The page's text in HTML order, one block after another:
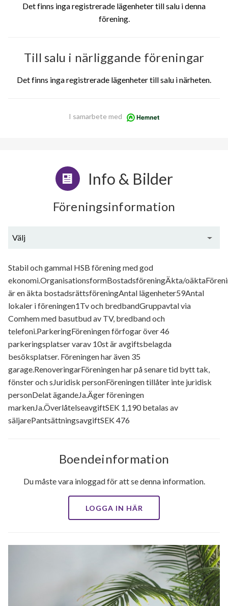
Det finns inga registrerade lägenheter till salu i denna
förening.
Till salu i närliggande föreningar
Det finns inga registrerade lägenheter till salu i närheten.
I samarbete med
Info & Bilder
Föreningsinformation
Välj
Stabil och gammal HSB förening med god
ekonomi.OrganisationsformBostadsföreningÄkta/
är en äkta bostadsrättsföreningAntal lägenheter59Antal
lokaler i föreningen1Tv och bredbandGruppavtal via
Comhem med basutbud av TV, bredband och
telefoni.ParkeringFöreningen förfogar över 46
parkeringsplatser varav 10st är avgiftsbelagda
besöksplatser. Föreningen har även 35
garage.RenoveringarFöreningen har på senare tid bytt tak,
fönster och sJuridisk personFöreningen tillåter inte juridisk
personDelat ägandeJa.Äger föreningen
markenJa.ÖverlåtelseavgiftSEK 1,190 betalas av
säljarePantsättningsavgiftSEK 476
Boendeinformation
Du måste vara inloggad för att se denna information.
LOGGA IN HÄR